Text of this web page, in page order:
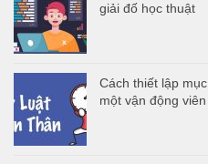
giải đố học thuật
Cách thiết lập
một vận động